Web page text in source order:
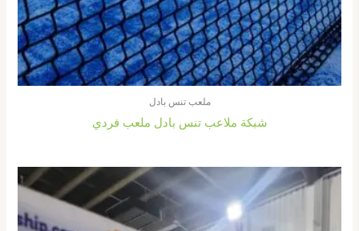
ملعب تنس بادل
شبكة ملاعب تنس بادل ملعب فردي